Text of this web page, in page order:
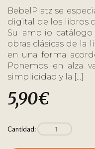
BebelPlatz se
digital de los libros
Su amplio
obras clásicas de la
en una forma
Ponemos en alza
simplicidad y la […]
5,90€
Cantidad: